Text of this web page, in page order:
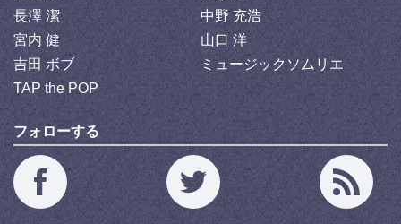
長澤 潔
中野 充浩
宮内 健
山口 洋
吉田 ボブ
ミュージックソムリエ
TAP the POP
フォローする